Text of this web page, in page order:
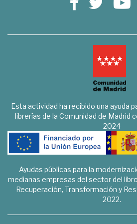
Esta actividad ha recibido una ayuda
librerías de la Comunidad de Madrid
2024
Ayudas públicas para la
medianas empresas del sector del
Recuperación, Transformación y
2022.